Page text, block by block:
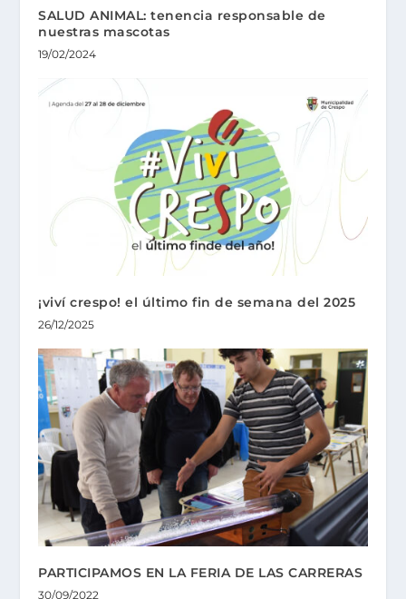
SALUD ANIMAL: tenencia responsable de
nuestras mascotas
19/02/2024
¡viví crespo! el último fin de semana del 2025
26/12/2025
PARTICIPAMOS EN LA FERIA DE LAS CARRERAS
30/09/2022